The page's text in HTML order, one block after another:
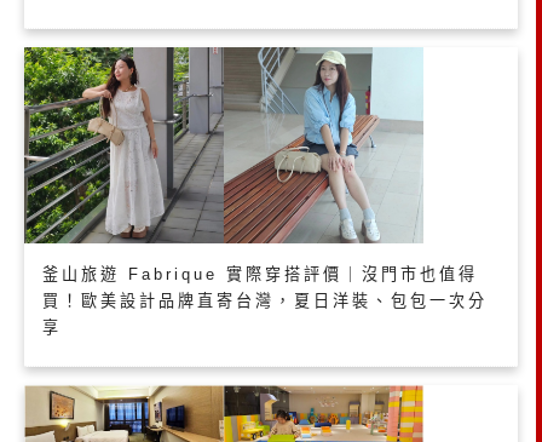
釜山旅遊 Fabrique 實際穿搭評價｜沒門市也值得
買！歐美設計品牌直寄台灣，夏日洋裝、包包一次分
享